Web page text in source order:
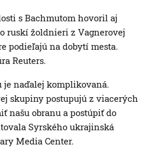
s Bachmutom hovoril aj
ruskí žoldnieri z Vagnerovej
podieľajú na dobytí mesta.
Reuters.
je naďalej komplikovaná.
skupiny postupujú z viacerých
našu obranu a postúpiť do
Syrského ukrajinská
Media Center.